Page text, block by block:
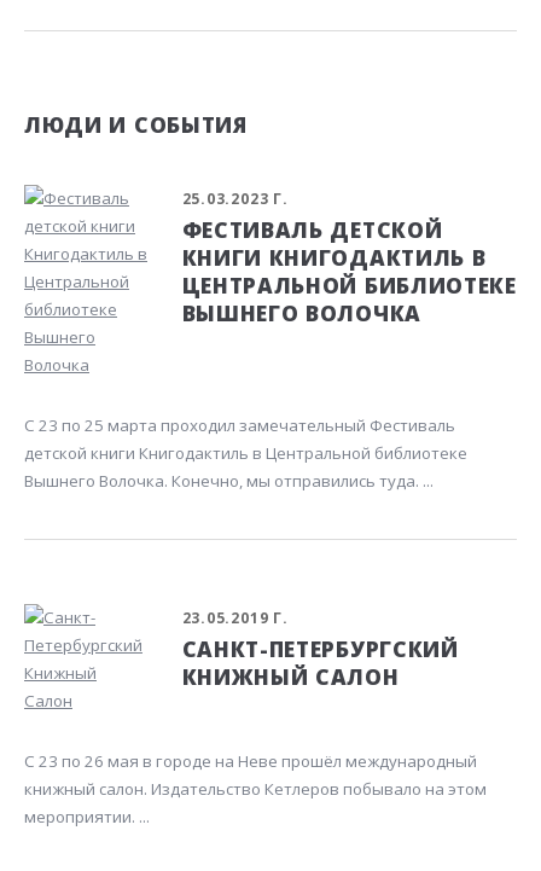
ЛЮДИ И СОБЫТИЯ
25.03.2023 Г.
ФЕСТИВАЛЬ ДЕТСКОЙ
КНИГИ КНИГОДАКТИЛЬ В
ЦЕНТРАЛЬНОЙ БИБЛИОТЕКЕ
ВЫШНЕГО ВОЛОЧКА
С 23 по 25 марта проходил замечательный Фестиваль
детской книги Книгодактиль в Центральной библиотеке
Вышнего Волочка. Конечно, мы отправились туда. ...
23.05.2019 Г.
САНКТ-ПЕТЕРБУРГСКИЙ
КНИЖНЫЙ САЛОН
С 23 по 26 мая в городе на Неве прошёл международный
книжный салон. Издательство Кетлеров побывало на этом
мероприятии. ...